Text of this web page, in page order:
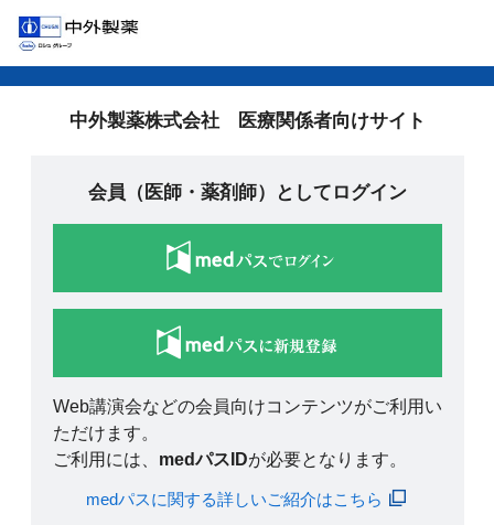
中外製薬株式会社 医療関係者向けサイト
会員（医師・薬剤師）としてログイン
Web講演会などの会員向けコンテンツがご利用い
ただけます。
ご利用には、 medパスIDが必要となります。
medパスに関する詳しいご紹介はこちら